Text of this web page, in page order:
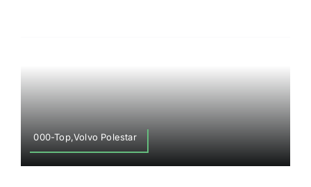
000-Top,Volvo Polestar